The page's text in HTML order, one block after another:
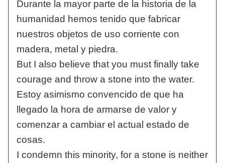
Durante la mayor parte de la historia de la
humanidad hemos tenido que fabricar
nuestros objetos de uso corriente con
madera, metal y piedra.
But I also believe that you must finally take
courage and throw a stone into the water.
Estoy asimismo convencido de que ha
llegado la hora de armarse de valor y
comenzar a cambiar el actual estado de
cosas.
I condemn this minority, for a stone is neither